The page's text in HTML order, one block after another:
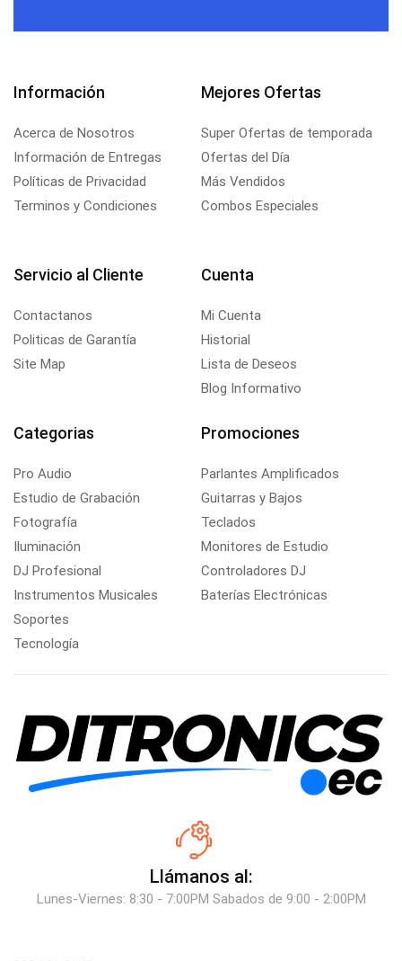
Información
Acerca de Nosotros
Información de Entregas
Políticas de Privacidad
Terminos y Condiciones
Mejores Ofertas
Super Ofertas de temporada
Ofertas del Día
Más Vendidos
Combos Especiales
Servicio al Cliente
Contactanos
Politicas de Garantía
Site Map
Cuenta
Mi Cuenta
Historial
Lista de Deseos
Blog Informativo
Categorias
Pro Audio
Estudio de Grabación
Fotografía
Iluminación
DJ Profesional
Instrumentos Musicales
Soportes
Tecnología
Promociones
Parlantes Amplificados
Guitarras y Bajos
Teclados
Monitores de Estudio
Controladores DJ
Baterías Electrónicas
Llámanos al:
Lunes-Viernes: 8:30 - 7:00PM Sabados de 9:00 - 2:00PM